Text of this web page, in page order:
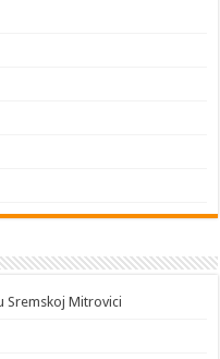
Sremskoj Mitrovici